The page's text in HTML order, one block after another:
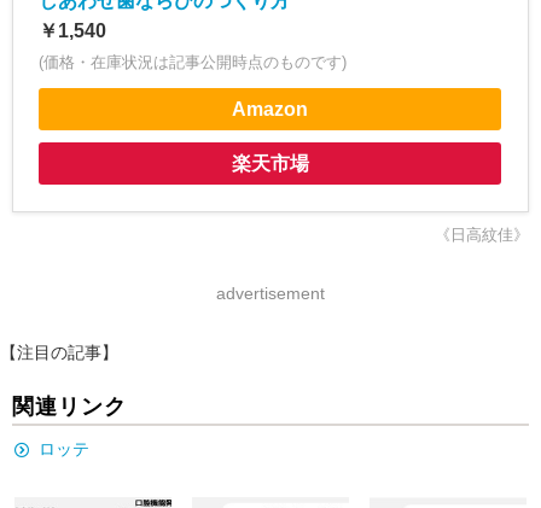
￥1,540
(価格・在庫状況は記事公開時点のものです)
Amazon
楽天市場
《日高紋佳》
advertisement
【注目の記事】
関連リンク
ロッテ